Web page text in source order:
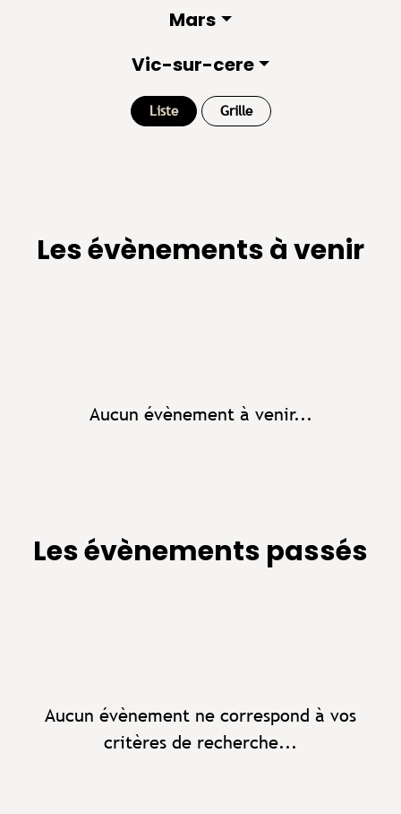
Mars
Vic-sur-cere
Liste Grille
Les évènements à venir
Aucun évènement à venir...
Les évènements passés
Aucun évènement ne correspond à vos
critères de recherche...